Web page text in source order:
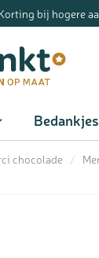
bij hogere
chocolade /